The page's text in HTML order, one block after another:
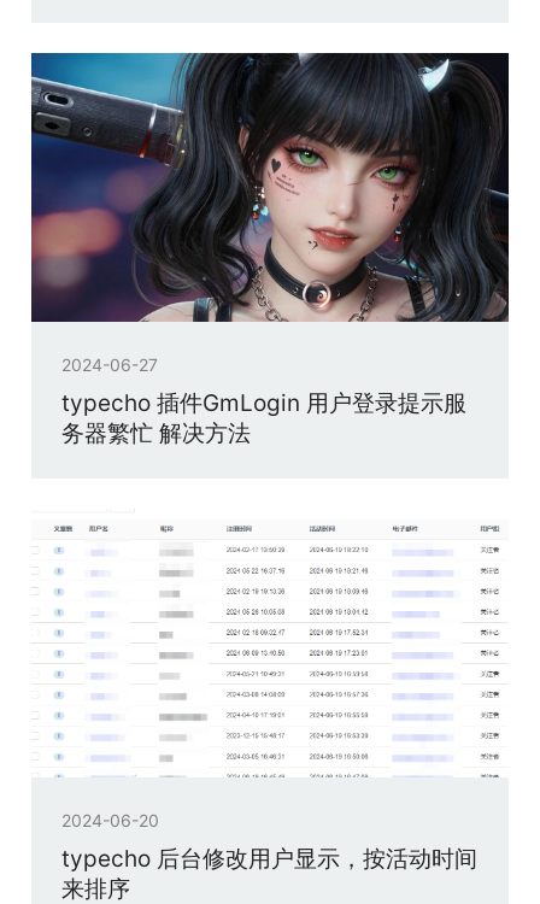
2024-06-27
typecho 插件GmLogin 用户登录提示服
务器繁忙 解决方法
2024-06-20
typecho 后台修改用户显示，按活动时间
来排序